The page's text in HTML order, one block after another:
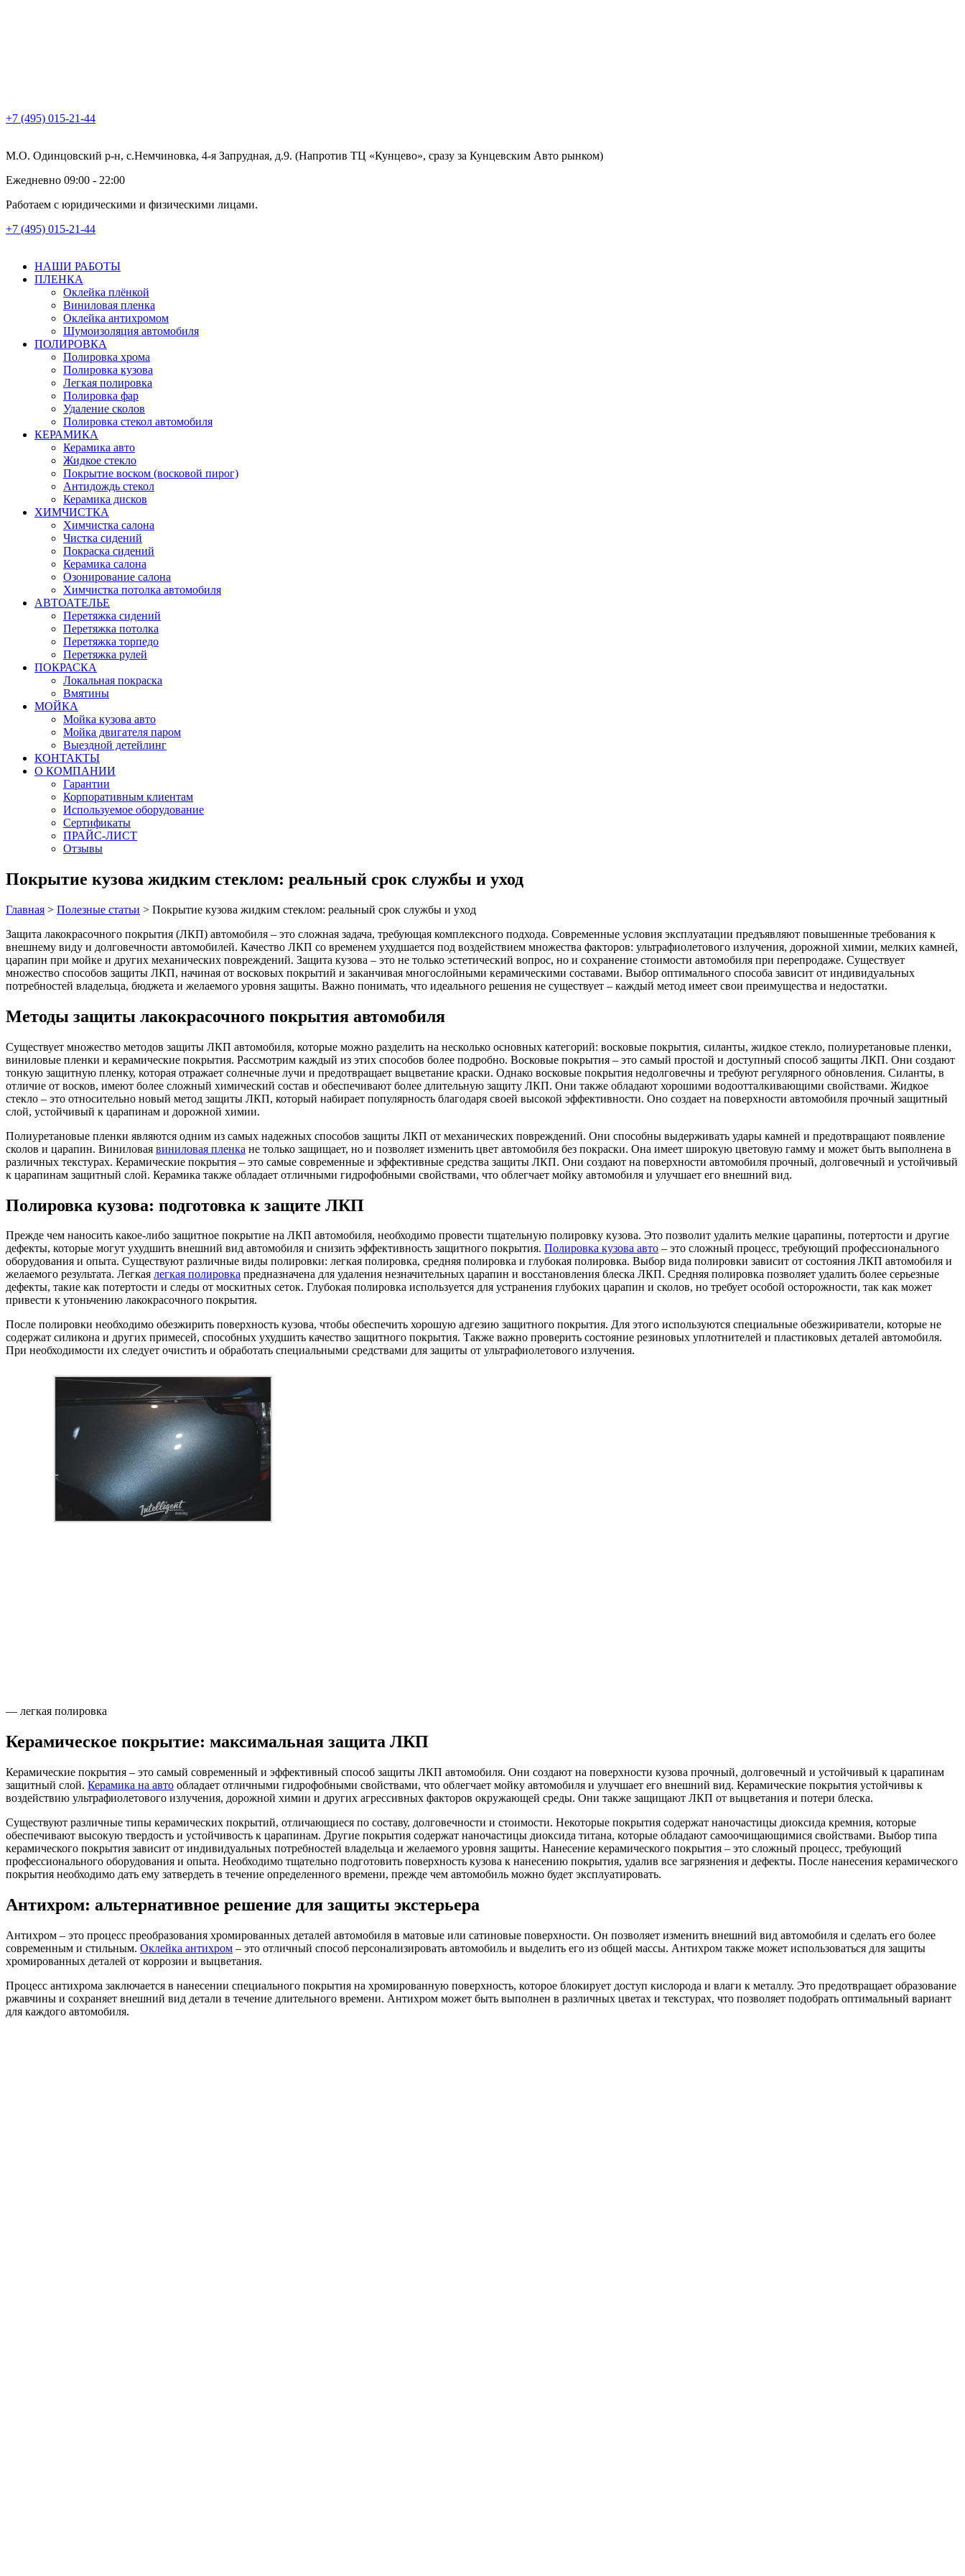
+7 (495) 015-21-44
М.О. Одинцовский р-н, с.Немчиновка, 4-я Запрудная, д.9. (Напротив ТЦ «Кунцево», сразу за Кунцевским Авто рынком)
Ежедневно 09:00 - 22:00
Работаем с юридическими и физическими лицами.
+7 (495) 015-21-44
НАШИ РАБОТЫ
ПЛЕНКА
Оклейка плёнкой
Виниловая пленка
Оклейка антихромом
Шумоизоляция автомобиля
ПОЛИРОВКА
Полировка хрома
Полировка кузова
Легкая полировка
Полировка фар
Удаление сколов
Полировка стекол автомобиля
КЕРАМИКА
Керамика авто
Жидкое стекло
Покрытие воском (восковой пирог)
Антидождь стекол
Керамика дисков
ХИМЧИСТКА
Химчистка салона
Чистка сидений
Покраска сидений
Керамика салона
Озонирование салона
Химчистка потолка автомобиля
АВТОАТЕЛЬЕ
Перетяжка сидений
Перетяжка потолка
Перетяжка торпедо
Перетяжка рулей
ПОКРАСКА
Локальная покраска
Вмятины
МОЙКА
Мойка кузова авто
Мойка двигателя паром
Выездной детейлинг
КОНТАКТЫ
О КОМПАНИИ
Гарантии
Корпоративным клиентам
Используемое оборудование
Сертификаты
ПРАЙС-ЛИСТ
Отзывы
Покрытие кузова жидким стеклом: реальный срок службы и уход
Главная > Полезные статьи > Покрытие кузова жидким стеклом: реальный срок службы и уход
Защита лакокрасочного покрытия (ЛКП) автомобиля – это сложная задача, требующая комплексного подхода. Современные условия эксплуатации предъявляют повышенные требования к
внешнему виду и долговечности автомобилей. Качество ЛКП со временем ухудшается под воздействием множества факторов: ультрафиолетового излучения, дорожной химии, мелких камней,
царапин при мойке и других механических повреждений. Защита кузова – это не только эстетический вопрос, но и сохранение стоимости автомобиля при перепродаже. Существует
множество способов защиты ЛКП, начиная от восковых покрытий и заканчивая многослойными керамическими составами. Выбор оптимального способа зависит от индивидуальных
потребностей владельца, бюджета и желаемого уровня защиты. Важно понимать, что идеального решения не существует – каждый метод имеет свои преимущества и недостатки.
Методы защиты лакокрасочного покрытия автомобиля
Существует множество методов защиты ЛКП автомобиля, которые можно разделить на несколько основных категорий: восковые покрытия, силанты, жидкое стекло, полиуретановые пленки,
виниловые пленки и керамические покрытия. Рассмотрим каждый из этих способов более подробно. Восковые покрытия – это самый простой и доступный способ защиты ЛКП. Они создают
тонкую защитную пленку, которая отражает солнечные лучи и предотвращает выцветание краски. Однако восковые покрытия недолговечны и требуют регулярного обновления. Силанты, в
отличие от восков, имеют более сложный химический состав и обеспечивают более длительную защиту ЛКП. Они также обладают хорошими водоотталкивающими свойствами. Жидкое
стекло – это относительно новый метод защиты ЛКП, который набирает популярность благодаря своей высокой эффективности. Оно создает на поверхности автомобиля прочный защитный
слой, устойчивый к царапинам и дорожной химии.
Полиуретановые пленки являются одним из самых надежных способов защиты ЛКП от механических повреждений. Они способны выдерживать удары камней и предотвращают появление
сколов и царапин. Виниловая виниловая пленка не только защищает, но и позволяет изменить цвет автомобиля без покраски. Она имеет широкую цветовую гамму и может быть выполнена в
различных текстурах. Керамические покрытия – это самые современные и эффективные средства защиты ЛКП. Они создают на поверхности автомобиля прочный, долговечный и устойчивый
к царапинам защитный слой. Керамика также обладает отличными гидрофобными свойствами, что облегчает мойку автомобиля и улучшает его внешний вид.
Полировка кузова: подготовка к защите ЛКП
Прежде чем наносить какое-либо защитное покрытие на ЛКП автомобиля, необходимо провести тщательную полировку кузова. Это позволит удалить мелкие царапины, потертости и другие
дефекты, которые могут ухудшить внешний вид автомобиля и снизить эффективность защитного покрытия. Полировка кузова авто – это сложный процесс, требующий профессионального
оборудования и опыта. Существуют различные виды полировки: легкая полировка, средняя полировка и глубокая полировка. Выбор вида полировки зависит от состояния ЛКП автомобиля и
желаемого результата. Легкая легкая полировка предназначена для удаления незначительных царапин и восстановления блеска ЛКП. Средняя полировка позволяет удалить более серьезные
дефекты, такие как потертости и следы от москитных сеток. Глубокая полировка используется для устранения глубоких царапин и сколов, но требует особой осторожности, так как может
привести к утоньчению лакокрасочного покрытия.
После полировки необходимо обезжирить поверхность кузова, чтобы обеспечить хорошую адгезию защитного покрытия. Для этого используются специальные обезжириватели, которые не
содержат силикона и других примесей, способных ухудшить качество защитного покрытия. Также важно проверить состояние резиновых уплотнителей и пластиковых деталей автомобиля.
При необходимости их следует очистить и обработать специальными средствами для защиты от ультрафиолетового излучения.
— легкая полировка
Керамическое покрытие: максимальная защита ЛКП
Керамические покрытия – это самый современный и эффективный способ защиты ЛКП автомобиля. Они создают на поверхности кузова прочный, долговечный и устойчивый к царапинам
защитный слой. Керамика на авто обладает отличными гидрофобными свойствами, что облегчает мойку автомобиля и улучшает его внешний вид. Керамические покрытия устойчивы к
воздействию ультрафиолетового излучения, дорожной химии и других агрессивных факторов окружающей среды. Они также защищают ЛКП от выцветания и потери блеска.
Существуют различные типы керамических покрытий, отличающиеся по составу, долговечности и стоимости. Некоторые покрытия содержат наночастицы диоксида кремния, которые
обеспечивают высокую твердость и устойчивость к царапинам. Другие покрытия содержат наночастицы диоксида титана, которые обладают самоочищающимися свойствами. Выбор типа
керамического покрытия зависит от индивидуальных потребностей владельца и желаемого уровня защиты. Нанесение керамического покрытия – это сложный процесс, требующий
профессионального оборудования и опыта. Необходимо тщательно подготовить поверхность кузова к нанесению покрытия, удалив все загрязнения и дефекты. После нанесения керамического
покрытия необходимо дать ему затвердеть в течение определенного времени, прежде чем автомобиль можно будет эксплуатировать.
Антихром: альтернативное решение для защиты экстерьера
Антихром – это процесс преобразования хромированных деталей автомобиля в матовые или сатиновые поверхности. Он позволяет изменить внешний вид автомобиля и сделать его более
современным и стильным. Оклейка антихром – это отличный способ персонализировать автомобиль и выделить его из общей массы. Антихром также может использоваться для защиты
хромированных деталей от коррозии и выцветания.
Процесс антихрома заключается в нанесении специального покрытия на хромированную поверхность, которое блокирует доступ кислорода и влаги к металлу. Это предотвращает образование
ржавчины и сохраняет внешний вид детали в течение длительного времени. Антихром может быть выполнен в различных цветах и текстурах, что позволяет подобрать оптимальный вариант
для каждого автомобиля.